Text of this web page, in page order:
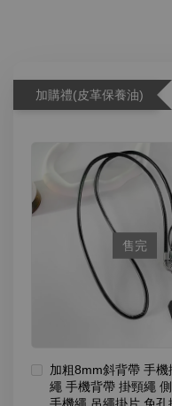
加購禮(皮革保養油)
售完
加粗8mm斜背帶 手機
繩 手機背帶 掛頸繩